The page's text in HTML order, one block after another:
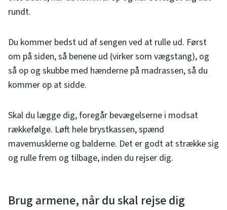
rundt.
Du kommer bedst ud af sengen ved at rulle ud. Først
om på siden, så benene ud (virker som vægstang), og
så op og skubbe med hænderne på madrassen, så du
kommer op at sidde.
Skal du lægge dig, foregår bevægelserne i modsat
rækkefølge. Løft hele brystkassen, spænd
mavemusklerne og balderne. Det er godt at strække sig
og rulle frem og tilbage, inden du rejser dig.
Brug armene, når du skal rejse dig